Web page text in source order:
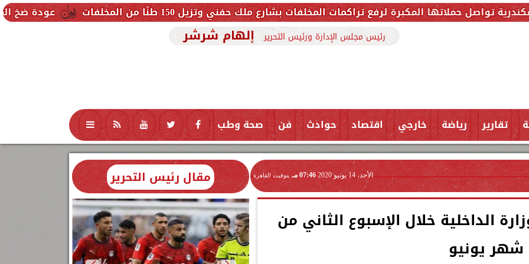
عودة ضخ المياه تدريجيًا لرفع تراكمات المخلفات بشارع ملك حفني وتزيل 150 طنًا من المخلفات
رئيس مجلس الإدارة ورئيس التحرير إلهام شرشر
تقارير رياضة خارجي اقتصاد حوادث فن صحة وطب تكنولوجيا منوعات محافظات
الأحد، 14 يونيو 2020 07:46 مـ بتوقيت القاهرة
الداخلية خلال الإسبوع الثاني من
شهر يونيو
مقال رئيس التحرير